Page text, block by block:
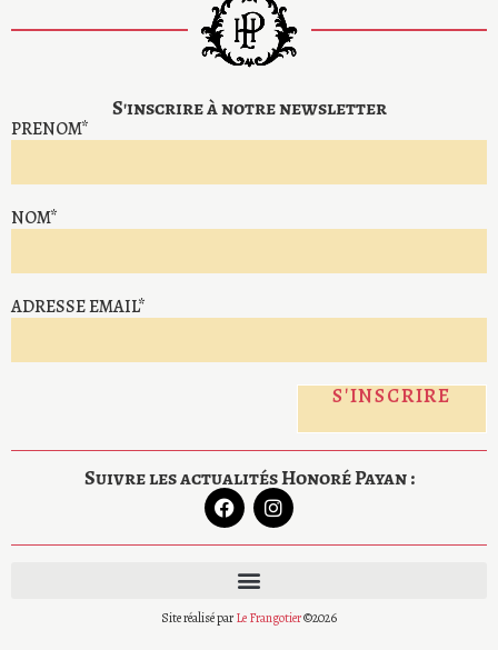
S'inscrire à notre newsletter
PRENOM*
NOM*
ADRESSE EMAIL*
Suivre les actualités Honoré Payan :
Site réalisé parLe Frangotier©2026